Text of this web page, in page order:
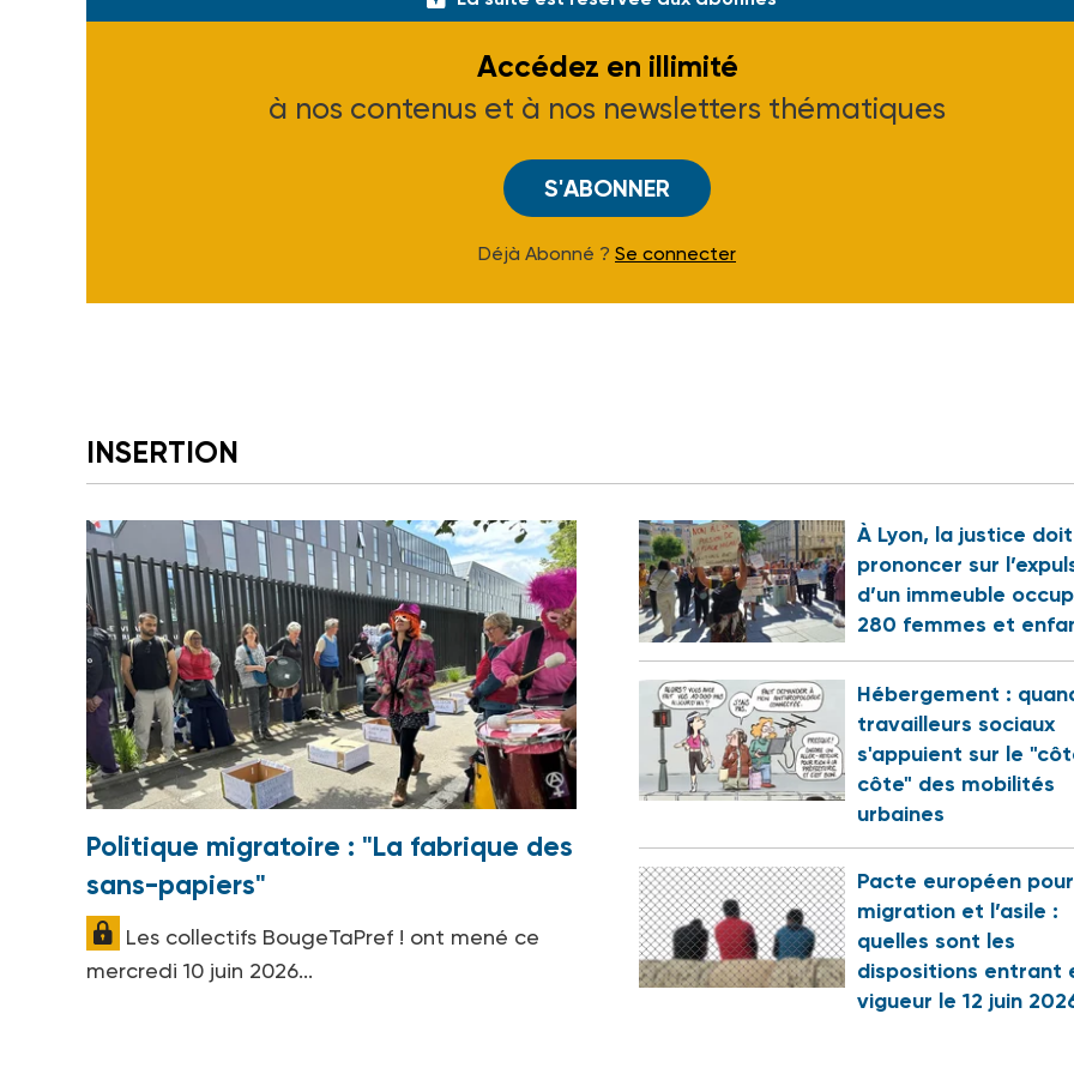
Accédez en illimité
à nos contenus et à nos newsletters thématiques
S'ABONNER
Déjà Abonné ? Se connecter
INSERTION
Politique migratoire : "La fabrique des
sans-papiers"
Les collectifs BougeTaPref ! ont mené ce
mercredi 10 juin 2026...
À Lyon, la justice
prononcer sur
d’un immeuble
280 femmes et
Hébergement :
travailleurs sociaux
s'appuient sur le
côte" des mobilités
urbaines
Pacte européen
migration et l’asile :
quelles sont les
dispositions entrant
vigueur le 12 juin